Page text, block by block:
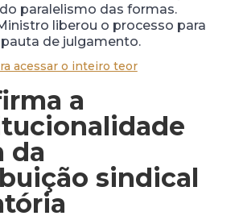
paralelismo das formas.
liberou o processo para
de julgamento.
acessar o inteiro teor
a
da
sindical